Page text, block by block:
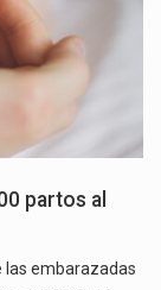
partos al
las embarazadas